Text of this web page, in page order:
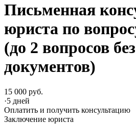
Письменная
юриста по
(до 2 вопросов
документов)
15 000 руб.
·5 дней
Оплатить и получить консультацию
Заключение юриста